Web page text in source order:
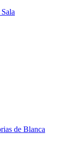
de Blanca